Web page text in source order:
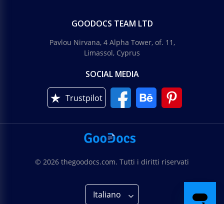
GOODOCS TEAM LTD
Pavlou Nirvana, 4 Alpha Tower, of. 11,
Limassol, Cyprus
SOCIAL MEDIA
Trustpilot
© 2026 thegoodocs.com. Tutti i diritti riservati
Italiano